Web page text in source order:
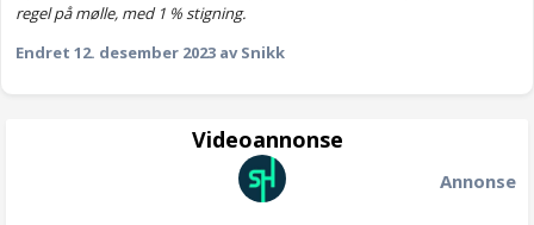
regel på mølle, med 1 % stigning.
Endret 12. desember 2023 av Snikk
Videoannonse
Annonse